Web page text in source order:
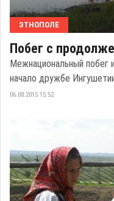
ЭТНОПОЛЕ
Побег с
Межнациональный побег
начало дружбе
06.08.2015 15:52